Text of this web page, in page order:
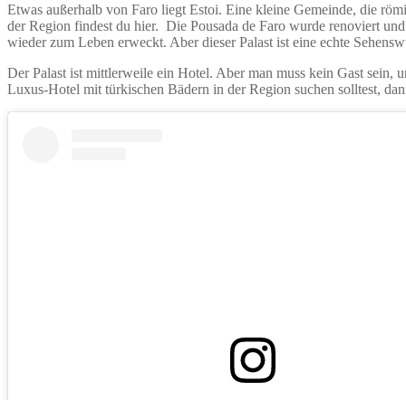
Etwas außerhalb von Faro liegt Estoi. Eine kleine Gemeinde, die
der Region findest du hier. Die Pousada de Faro wurde renoviert
wieder zum Leben erweckt. Aber dieser Palast ist eine echte
Der Palast ist mittlerweile ein Hotel. Aber man muss kein Gast sein,
Luxus-Hotel mit türkischen Bädern in der Region suchen solltest,